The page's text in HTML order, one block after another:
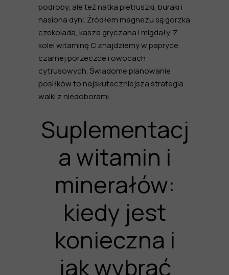
podroby, ale też natka pietruszki, buraki i
nasiona dyni. Źródłem magnezu są gorzka
czekolada, kasza gryczana i migdały. Z
kolei witaminę C znajdziemy w papryce,
czarnej porzeczce i owocach
cytrusowych. Świadome planowanie
posiłków to najskuteczniejsza strategia
walki z niedoborami.
Suplementacj
a witamin i
minerałów:
kiedy jest
konieczna i
jak wybrać